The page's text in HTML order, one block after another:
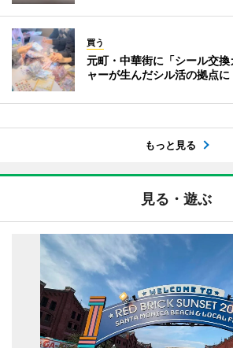
買う
元町・中華街に「シール交
ャーが生んだシル活の拠点に
もっと見る
見る・遊ぶ